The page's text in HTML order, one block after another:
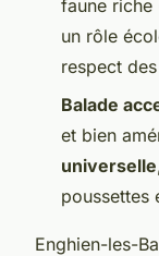
faune riche
un rôle
respect
Balade
et bien
universelle
poussettes
Enghien-les-